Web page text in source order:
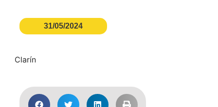
31/05/2024
Clarín